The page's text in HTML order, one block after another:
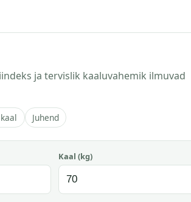
ja tervislik kaaluvahemik ilmuvad
Juhend
Kaal (kg)